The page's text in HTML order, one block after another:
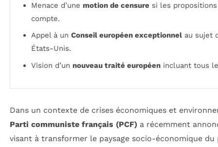
Menace d’une motion de censure si les
compte.
Appel à un Conseil européen exceptionnel au sujet
États-Unis.
Vision d’un nouveau traité européen incluant tous
Dans un contexte de crises économiques et
Parti communiste français (PCF) a récemment
visant à transformer le paysage socio-économique du